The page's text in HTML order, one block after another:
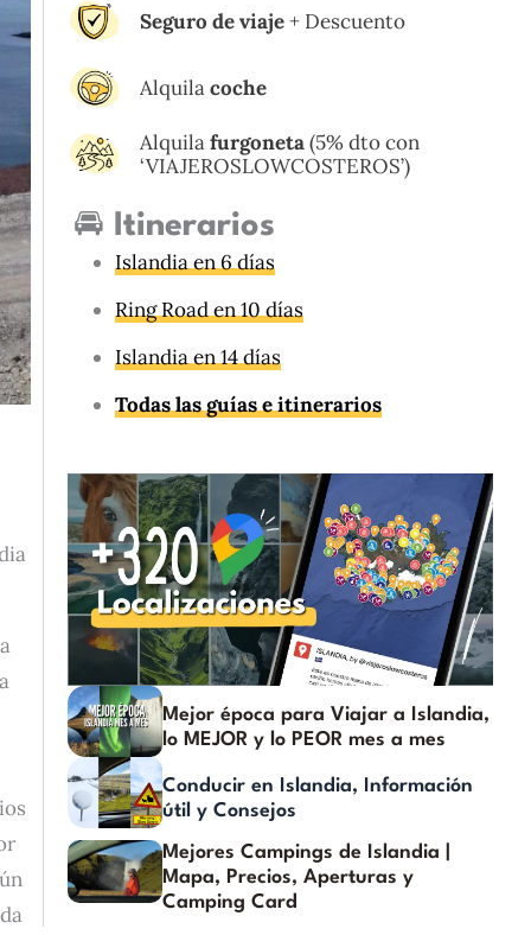
Seguro de viaje+ Descuento
Alquilacoche
Alquilafurgoneta(5% dto con
‘VIAJEROSLOWCOSTEROS’)
🚘 Itinerarios
Islandia en 6 días
Ring Road en 10 días
Islandia en 14 días
Todas las guías e itinerarios
Mejor época para Viajar a Islandia,
lo MEJOR y lo PEOR mes a mes
Conducir en Islandia, Información
útil y Consejos
Mejores Campings de Islandia |
Mapa, Precios, Aperturas y
Camping Card